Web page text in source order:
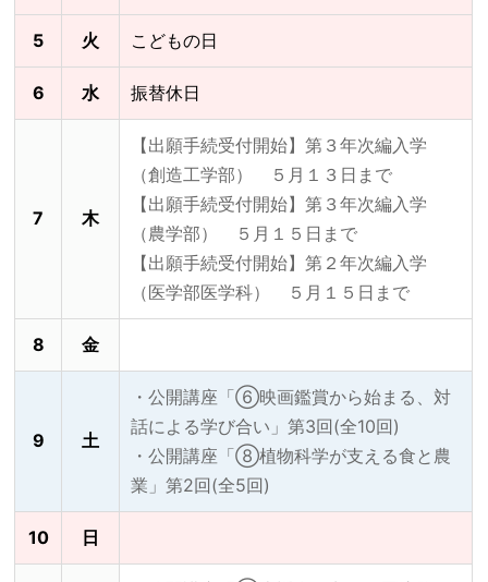
5 火 こどもの日
6 水 振替休日
7 木
【出願手続受付開始】第３年次編入学
（創造工学部） ５月１３日まで
【出願手続受付開始】第３年次編入学
（農学部） ５月１５日まで
【出願手続受付開始】第２年次編入学
（医学部医学科） ５月１５日まで
8 金
9 土
・公開講座「⑥映画鑑賞から始まる、対
話による学び合い」第3回(全10回)
・公開講座「⑧植物科学が支える食と農
業」第2回(全5回)
10 日